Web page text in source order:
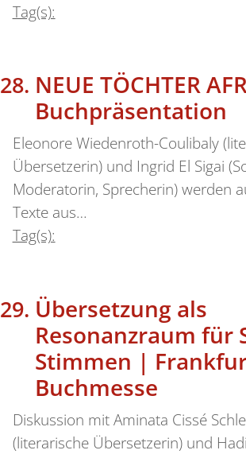
Tag(s):
NEUE TÖCHTER
Buchpräsentation
Eleonore Wiedenroth-Coulibaly
Übersetzerin) und Ingrid El Sigai
Moderatorin, Sprecherin) werden
Texte aus…
Tag(s):
Übersetzung als
Resonanzraum für
Stimmen |
Buchmesse
Diskussion mit Aminata Cissé
(literarische Übersetzerin) und